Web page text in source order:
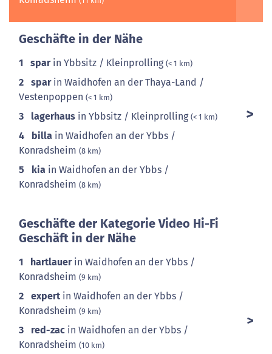
Geschäfte in der Nähe
1 sparin Ybbsitz / Kleinprolling (< 1 km)
2 sparin Waidhofen an der Thaya-Land /
Vestenpoppen (< 1 km)
3 lagerhaus in Ybbsitz / Kleinprolling (< 1 km)
4 billa in Waidhofen an der Ybbs /
Konradsheim (8 km)
5 kia in Waidhofen an der Ybbs /
Konradsheim (8 km)
Geschäfte der Kategorie Video Hi-Fi
Geschäft in der Nähe
1 hartlauerin Waidhofen an der Ybbs /
Konradsheim (9 km)
2 expert in Waidhofen an der Ybbs /
Konradsheim (9 km)
3 red-zac in Waidhofen an der Ybbs /
Konradsheim (10 km)